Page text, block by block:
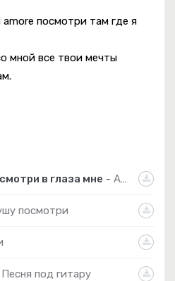
посмотри там где я
мной все твои мечты
в глаза мне - Aikyn
посмотри
Песня под гитару